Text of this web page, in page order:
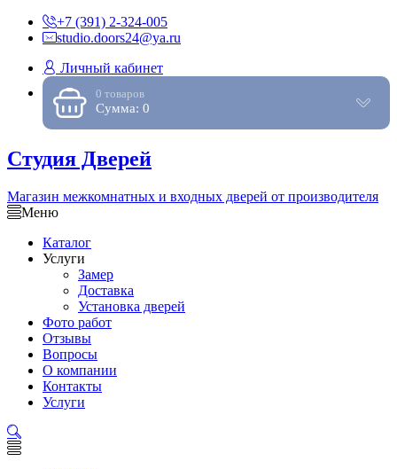
+7 (391) 2-324-005
studio.doors24@ya.ru
Личный кабинет
0 товаров
Сумма: 0
Студия Дверей
Магазин межкомнатных и входных дверей от производителя
Меню
Каталог
Услуги
Замер
Доставка
Установка дверей
Фото работ
Отзывы
Вопросы
О компании
Контакты
Услуги